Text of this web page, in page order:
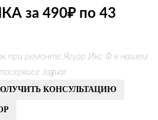
за 490₽ по 43
при ремонте Ягуар Икс Ф в нашем
Jaguar
КОНСУЛЬТАЦИЮ